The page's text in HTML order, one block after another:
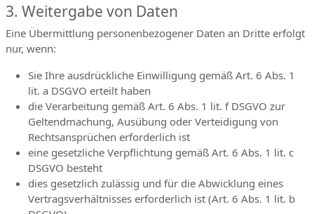
3. Weitergabe von Daten
Eine Übermittlung personenbezogener Daten an Dritte erfolgt
nur, wenn:
Sie Ihre ausdrückliche Einwilligung gemäß Art. 6 Abs. 1
lit. a DSGVO erteilt haben
die Verarbeitung gemäß Art. 6 Abs. 1 lit. f DSGVO zur
Geltendmachung, Ausübung oder Verteidigung von
Rechtsansprüchen erforderlich ist
eine gesetzliche Verpflichtung gemäß Art. 6 Abs. 1 lit. c
DSGVO besteht
dies gesetzlich zulässig und für die Abwicklung eines
Vertragsverhältnisses erforderlich ist (Art. 6 Abs. 1 lit. b